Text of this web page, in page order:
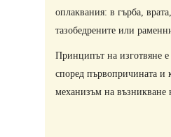
оплаквания: в гърба,
тазобедрените или
Принципът на изготвяне
според първопричината и
механизъм на възникване